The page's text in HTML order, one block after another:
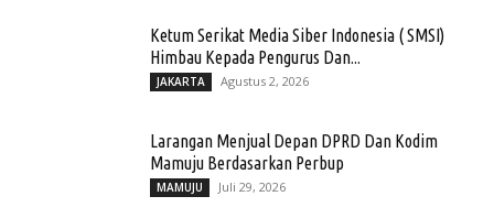
Ketum Serikat Media Siber Indonesia ( SMSI)
Himbau Kepada Pengurus Dan...
JAKARTA Agustus 2, 2026
Larangan Menjual Depan DPRD Dan Kodim
Mamuju Berdasarkan Perbup
MAMUJU Juli 29, 2026